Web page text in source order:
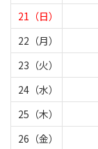
21（日）
22（月）
23（火）
24（水）
25（木）
26（金）